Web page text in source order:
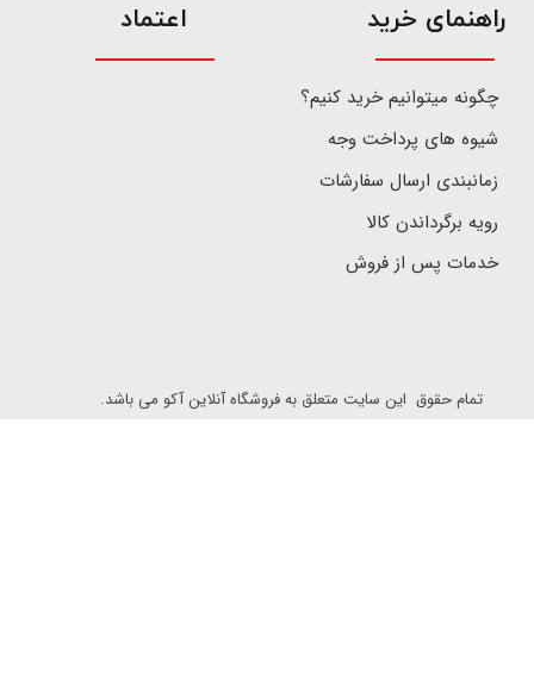
​راهنمای خرید
چگونه میتوانیم خرید کنیم؟
شیوه های پرداخت وجه
زمانبندی ارسال سفارشات
رویه برگرداندن کالا
خدمات پس از فروش
تمام حقوق این سایت متعلق به فروشگاه آنلاین آکو می باشد.
اعتماد